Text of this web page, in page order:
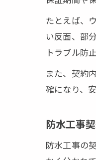
たとえば、
い反面、部
トラブル防
また、契約
確になり、
防水工事
防水工事の